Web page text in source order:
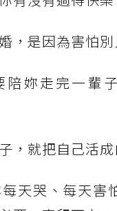
，是因為害怕別
陪妳走完一輩
，就把自己活成
天哭、每天害